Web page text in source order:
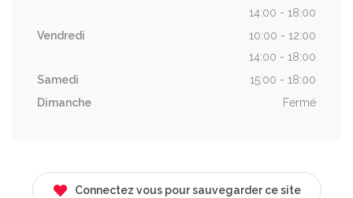
14:00 - 18:00
Vendredi
10:00 - 12:00
14:00 - 18:00
Samedi
15:00 - 18:00
Dimanche
Fermé
Connectez vous pour sauvegarder ce site